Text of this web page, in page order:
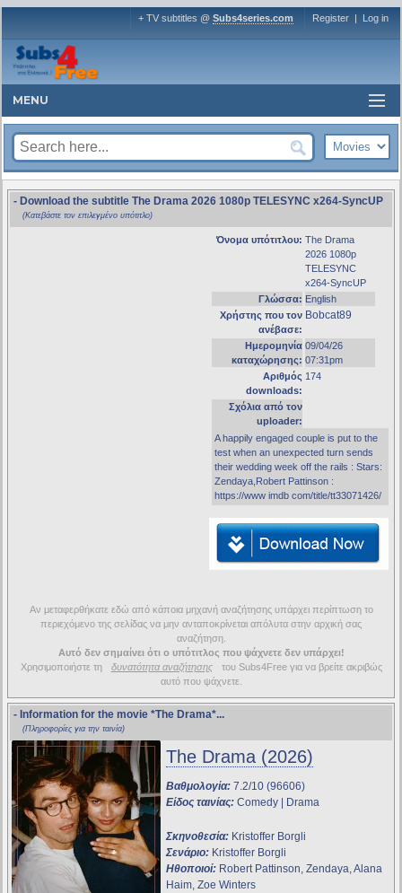
+ TV subtitles @ Subs4series.com Register | Log in
MENU
- Download the subtitle The Drama 2026 1080p TELESYNC x264-SyncUP
(Κατεβάστε τον επιλεγμένο υπότιτλο)
Όνομα υπότιτλου: The Drama
2026 1080p
TELESYNC
x264-SyncUP
Γλώσσα: English
Χρήστης που τον
ανέβασε:
Bobcat89
Ημερομηνία
καταχώρησης:
09/04/26
07:31pm
Αριθμός
downloads:
174
Σχόλια από τον
uploader:
A happily engaged couple is put to the
test when an unexpected turn sends
their wedding week off the rails : Stars:
Zendaya,Robert Pattinson :
https://www imdb com/title/tt33071426/
Αν μεταφερθήκατε εδώ από κάποια μηχανή αναζήτησης υπάρχει περίπτωση το
περιεχόμενο της σελίδας να μην ανταποκρίνεται απόλυτα στην αρχική σας
αναζήτηση.
Αυτό δεν σημαίνει ότι ο υπότιτλος που ψάχνετε δεν υπάρχει!
Χρησιμοποιήστε τη
δυνατότητα αναζήτησης
του Subs4Free για να βρείτε ακριβώς
αυτό που ψάχνετε.
- Information for the movie *The Drama*...
(Πληροφορίες για την ταινία)
The Drama (2026)
Βαθμολογία: 7.2/10 (96606)
Είδος ταινίας: Comedy | Drama
Σκηνοθεσία: Kristoffer Borgli
Σενάριο: Kristoffer Borgli
Ηθοποιοί: Robert Pattinson, Zendaya, Alana
Haim, Zoe Winters